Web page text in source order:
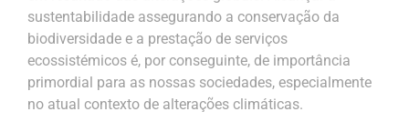
sustentabilidade assegurando a conservação da
biodiversidade e a prestação de serviços
ecossistémicos é, por conseguinte, de importância
primordial para as nossas sociedades, especialmente
no atual contexto de alterações climáticas.